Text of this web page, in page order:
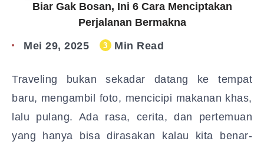
Biar Gak Bosan, Ini 6 Cara Menciptakan
Perjalanan Bermakna
Mei 29, 2025 3 Min Read
Traveling bukan sekadar datang ke tempat
baru, mengambil foto, mencicipi makanan khas,
lalu pulang. Ada rasa, cerita, dan pertemuan
yang hanya bisa dirasakan kalau kita benar-